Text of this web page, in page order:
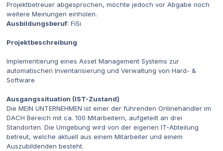
Projektbetreuer abgesprochen, möchte jedoch vor Abgabe noch
weitere Meinungen einholen.
Ausbildungsberuf: FiSi
Projektbeschreibung
Implementierung eines Asset Management Systems zur
automatischen Inventarisierung und Verwaltung von Hard- &
Software
Ausgangssituation (IST-Zustand)
Die MEIN UNTERNEHMEN ist einer der führenden Onlinehändler im
DACH Bereich mit ca. 100 Mitarbeitern, aufgeteilt an drei
Standorten. Die Umgebung wird von der eigenen IT-Abteilung
betreut, welche aktuell aus einem Mitarbeiter und einem
Auszubildenden besteht.